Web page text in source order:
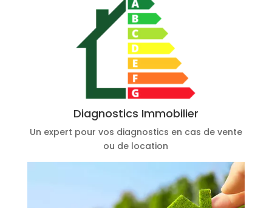
Diagnostics Immobilier
Un expert pour vos diagnostics en cas de vente
ou de location